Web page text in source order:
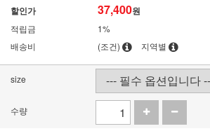
할인가 37,400원
적립금
1%
배송비
(조건) 지역별
size
수량